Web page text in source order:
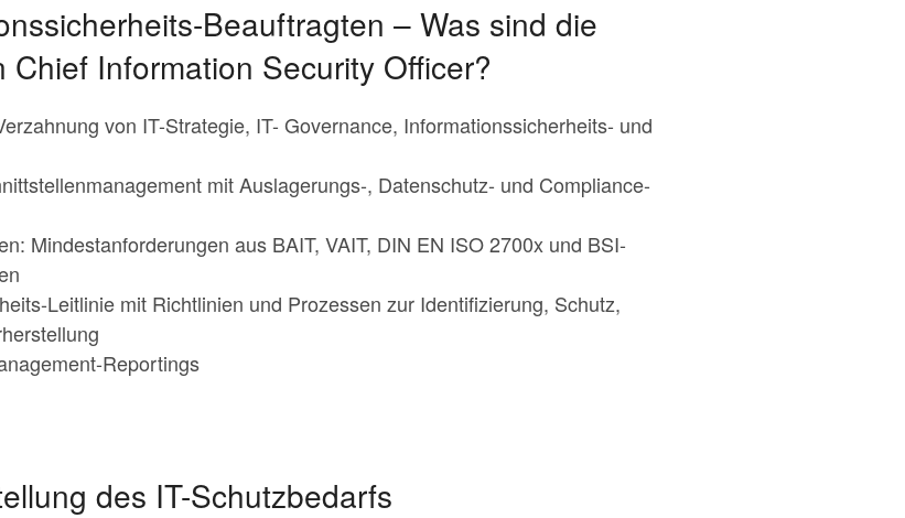
Beauftragten – Was sind die
Information Security Officer?
von IT-Strategie, IT- Governance, Informationssicherheits- und
mit Auslagerungs-, Datenschutz- und Compliance-
Mindestanforderungen aus BAIT, VAIT, DIN EN ISO 2700x und BSI-
Leitlinie mit Richtlinien und Prozessen zur Identifizierung, Schutz,
Reportings
des IT-Schutzbedarfs